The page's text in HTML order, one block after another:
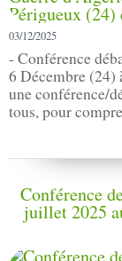
03/12/2025
- Conférence
6 Décembre (24)
une conférence/
tous, pour
Conférence
juillet 2025